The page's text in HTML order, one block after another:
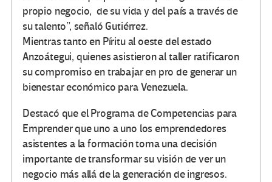
propio negocio, de su vida y del país a través de
su talento”, señaló Gutiérrez.
Mientras tanto en Píritu al oeste del estado
Anzoátegui, quienes asistieron al taller ratificaron
su compromiso en trabajar en pro de generar un
bienestar económico para Venezuela.
Destacó que el Programa de Competencias para
Emprender que uno a uno los emprendedores
asistentes a la formación toma una decisión
importante de transformar su visión de ver un
negocio más allá de la generación de ingresos.